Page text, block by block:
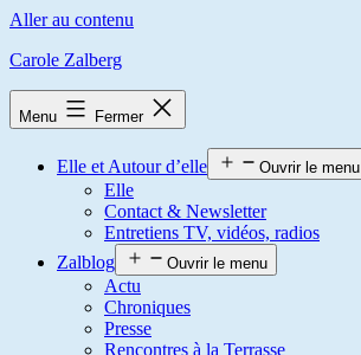
Aller au contenu
Carole Zalberg
Menu Fermer
Elle et Autour d’elle Ouvrir le menu
Elle
Contact & Newsletter
Entretiens TV, vidéos, radios
Zalblog
Ouvrir le menu
Actu
Chroniques
Presse
Rencontres à la Terrasse